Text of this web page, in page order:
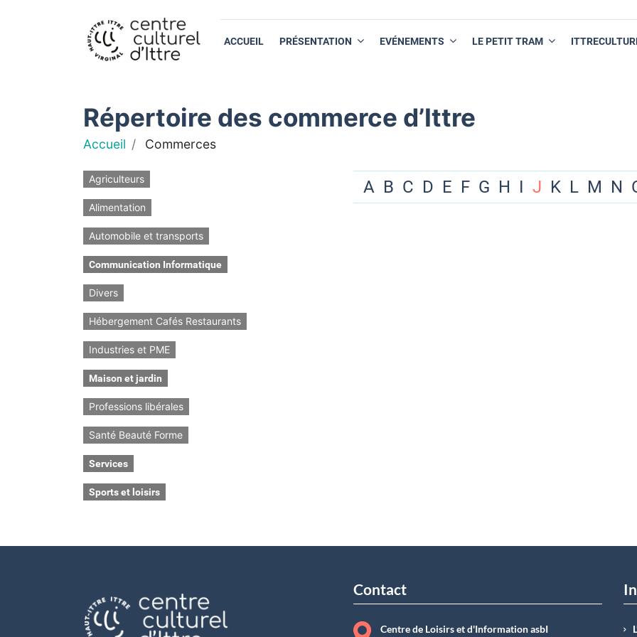
ACCUEIL PRÉSENTATION EVÉNEMENTS LE PETIT TRAM
Répertoire des commerce d’Ittre
Accueil Commerces
Agriculteurs
Alimentation
Automobile et transports
Communication Informatique
Divers
Hébergement Cafés Restaurants
Industries et PME
Maison et jardin
Professions libérales
Santé Beauté Forme
Services
Sports et loisirs
A B C D E F G H I J K L M N
Contact
Centre de Loisirs et d'Information asbI